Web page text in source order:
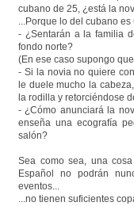
cubano de 25, ¿está la
...Porque lo del cubano
- ¿Sentarán a la familia
fondo norte?
(En ese caso supongo
- Si la novia no quiere
le duele mucho la
la rodilla y retorciéndose
- ¿Cómo anunciará la
enseña una ecografía
salón?
Sea como sea, una
Español no podrán
eventos...
...no tienen suficientes